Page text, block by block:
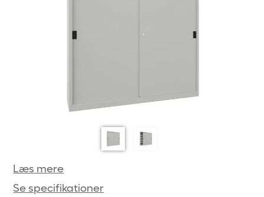
Læs mere
Se specifikationer